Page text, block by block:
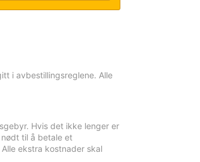
i avbestillingsreglene. Alle
Hvis det ikke lenger er
til å betale et
ekstra kostnader skal